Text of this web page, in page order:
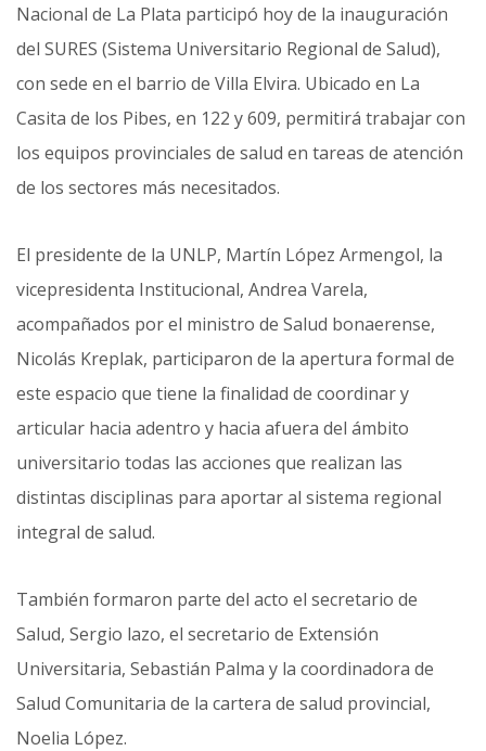
Nacional de La Plata participó hoy de la inauguración
del SURES (Sistema Universitario Regional de Salud),
con sede en el barrio de Villa Elvira. Ubicado en La
Casita de los Pibes, en 122 y 609, permitirá trabajar con
los equipos provinciales de salud en tareas de atención
de los sectores más necesitados.
El presidente de la UNLP, Martín López Armengol, la
vicepresidenta Institucional, Andrea Varela,
acompañados por el ministro de Salud bonaerense,
Nicolás Kreplak, participaron de la apertura formal de
este espacio que tiene la finalidad de coordinar y
articular hacia adentro y hacia afuera del ámbito
universitario todas las acciones que realizan las
distintas disciplinas para aportar al sistema regional
integral de salud.
También formaron parte del acto el secretario de
Salud, Sergio lazo, el secretario de Extensión
Universitaria, Sebastián Palma y la coordinadora de
Salud Comunitaria de la cartera de salud provincial,
Noelia López.